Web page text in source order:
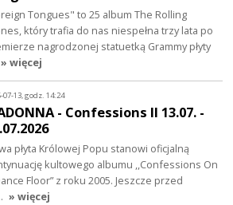
Tongues" to 25 album The Rolling
który trafia do nas niespełna trzy lata po
nagrodzonej statuetką Grammy płyty
» więcej
07-13, godz. 14:24
- Confessions II 13.07. -
płyta Królowej Popu stanowi oficjalną
kultowego albumu ,,Confessions On
Floor” z roku 2005. Jeszcze przed
» więcej